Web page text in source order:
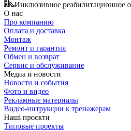
Инклюзивное реабилитационное
О нас
Про компанию
Оплата и доставка
Монтаж
Ремонт и гарантия
Обмен и возврат
Сервис и обслуживание
Медиа и новости
Новости и события
Фото и видео
Рекламные материалы
Видео-интрукции к тренажерам
Наші проєкти
Типовые проекты